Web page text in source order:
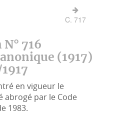
C. 717
716
(1917)
en vigueur le
abrogé par le Code
1983.